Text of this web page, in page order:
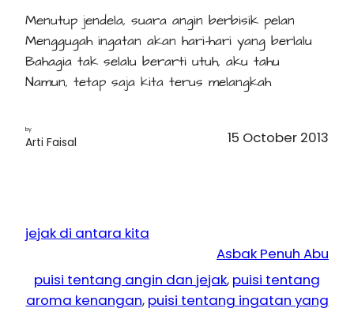
Menutup jendela, suara angin berbisik pelan
Menggugah ingatan akan hari-hari yang berlalu
Bahagia tak selalu berarti utuh, aku tahu
Namun, tetap saja kita terus melangkah
by
Arti Faisal 15 October 2013
jejak di antara kita
Asbak Penuh Abu
puisi tentang angin dan jejak, puisi tentang
aroma kenangan, puisi tentang ingatan yang